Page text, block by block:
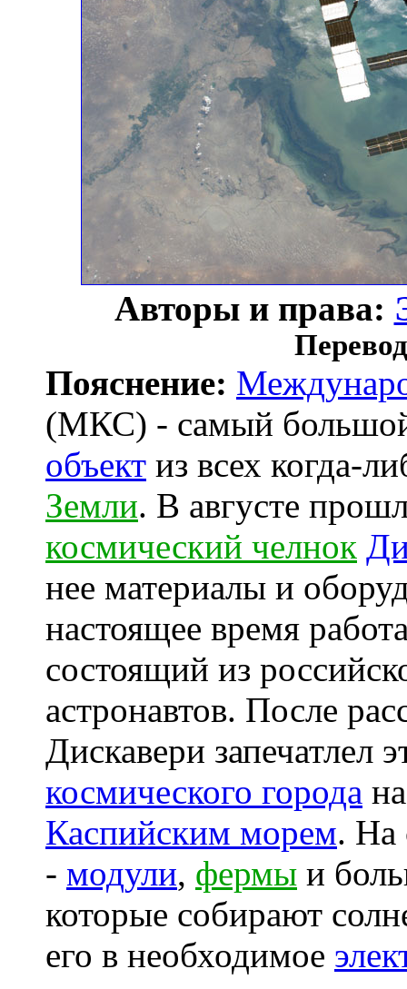
Авторы и права:
Пояснение:
(МКС) - самый
объект из всех когда-
Земли. В августе
космический челнок
нее материалы и
настоящее время
состоящий из
астронавтов. После
Дискавери запечатлел
космического города
Каспийским морем. На
- модули, фермы и
которые собирают
его в необходимое